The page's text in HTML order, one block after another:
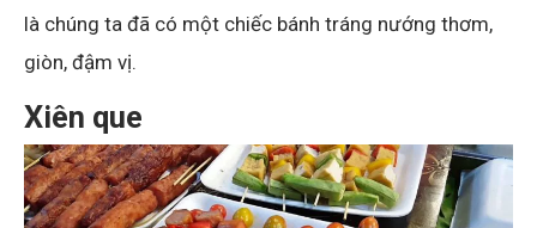
là chúng ta đã có một chiếc bánh tráng nướng thơm,
giòn, đậm vị.
Xiên que